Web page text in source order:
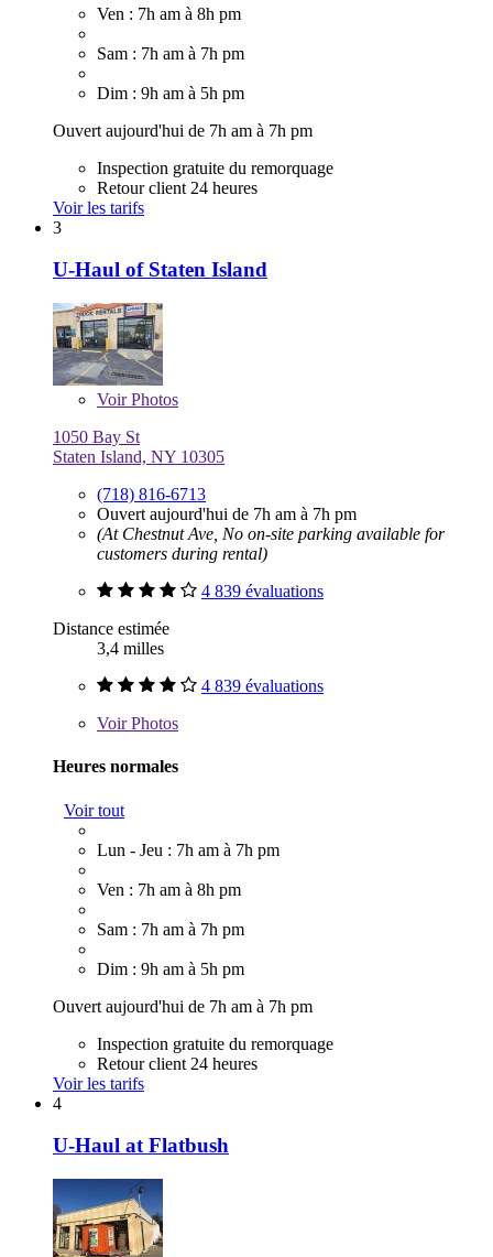
Ven : 7h am à 8h pm
Sam : 7h am à 7h pm
Dim : 9h am à 5h pm
Ouvert aujourd'hui de 7h am à 7h pm
Inspection gratuite du remorquage
Retour client 24 heures
Voir les tarifs
3
U-Haul of Staten Island
VoirPhotos
1050 Bay St
Staten Island, NY 10305
(718) 816-6713
Ouvert aujourd'hui de 7h am à 7h pm
(At Chestnut Ave, No on-site parking available for
customers during rental)
4 839 évaluations
Distance estimée
3,4 milles
4 839 évaluations
VoirPhotos
Heures normales
Voir tout
Lun - Jeu : 7h am à 7h pm
Ven : 7h am à 8h pm
Sam : 7h am à 7h pm
Dim : 9h am à 5h pm
Ouvert aujourd'hui de 7h am à 7h pm
Inspection gratuite du remorquage
Retour client 24 heures
Voir les tarifs
4
U-Haul at Flatbush